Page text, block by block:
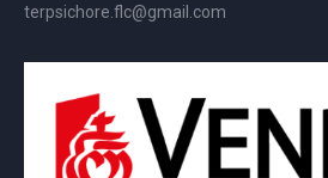
terpsichore.flc@gmail.com